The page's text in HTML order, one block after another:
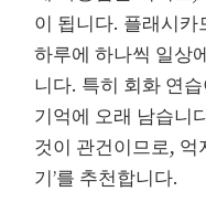
이 됩니다. 플래시
하루에 하나씩 일상
니다. 특히 회화 연
기억에 오래 남습니
것이 관건이므로, 억
기’를 추천합니다.